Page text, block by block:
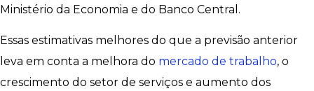
Ministério da Economia e do Banco Central.
Essas estimativas melhores do que a previsão anterior
leva em conta a melhora do mercado de trabalho, o
crescimento do setor de serviços e aumento dos